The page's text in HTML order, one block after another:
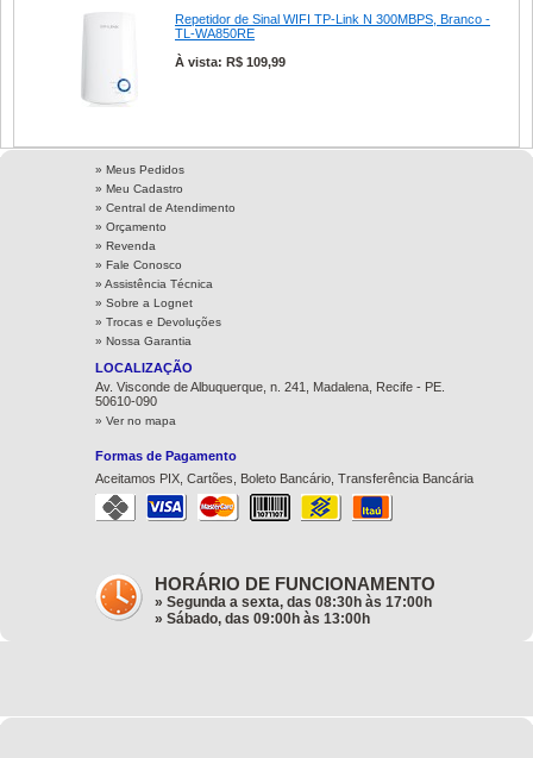
Repetidor de Sinal WIFI TP-Link N 300MBPS, Branco -
TL-WA850RE
À vista: R$ 109,99
» Meus Pedidos
» Meu Cadastro
» Central de Atendimento
» Orçamento
» Revenda
» Fale Conosco
» Assistência Técnica
» Sobre a Lognet
» Trocas e Devoluções
» Nossa Garantia
LOCALIZAÇÃO
Av. Visconde de Albuquerque, n. 241, Madalena, Recife - PE.
50610-090
» Ver no mapa
Formas de Pagamento
Aceitamos PIX, Cartões, Boleto Bancário, Transferência Bancária
HORÁRIO DE FUNCIONAMENTO
» Segunda a sexta, das 08:30h às 17:00h
» Sábado, das 09:00h às 13:00h